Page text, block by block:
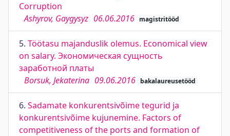
Corruption
Ashyrov, Gaygysyz 06.06.2016 magistritööd
5. Töötasu majanduslik olemus. Economical view
on salary. Экономическая сущность
заработной платы
Borsuk, Jekaterina 09.06.2016 bakalaureusetööd
6. Sadamate konkurentsivõime tegurid ja
konkurentsivõime kujunemine. Factors of
competitiveness of the ports and formation of